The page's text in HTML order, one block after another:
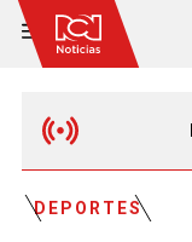
DEPORTES